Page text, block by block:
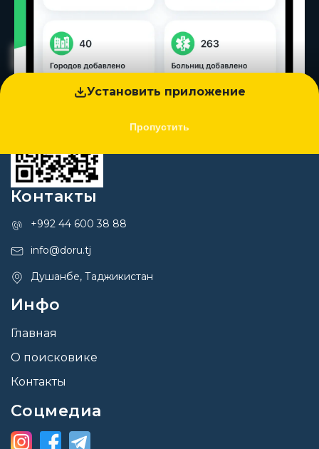
Установить приложение
Пропустить
Контакты
+992 44 600 38 88
info@doru.tj
Душанбе, Таджикистан
Инфо
Главная
О поисковике
Контакты
Соцмедиа